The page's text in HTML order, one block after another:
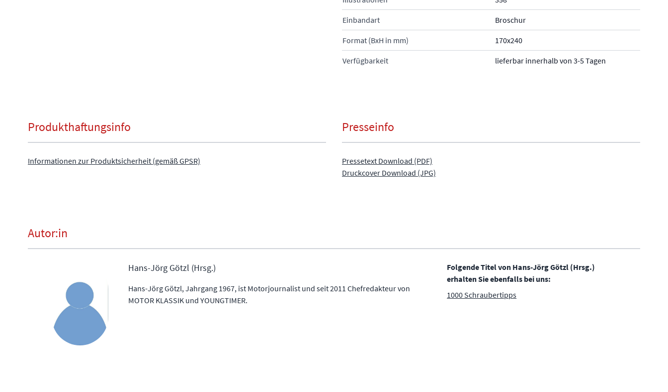
Einbandart Broschur
Format (BxH in mm) 170x240
Verfügbarkeit lieferbar innerhalb von 3-5 Tagen
Produkthaftungsinfo
Informationen zur Produktsicherheit (gemäß GPSR)
Presseinfo
Pressetext Download (PDF)
Druckcover Download (JPG)
Autor:in
Hans-Jörg Götzl (Hrsg.)
Hans-Jörg Götzl, Jahrgang 1967, ist Motorjournalist und seit 2011 Chefredakteur von
MOTOR KLASSIK und YOUNGTIMER.
Folgende Titel von Hans-Jörg Götzl (Hrsg.)
erhalten Sie ebenfalls bei uns:
1000 Schraubertipps